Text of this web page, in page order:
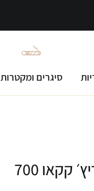
סיגרים ומקטרות
וויסקי מקאלן הרמוני ריץ׳ קקאו 700